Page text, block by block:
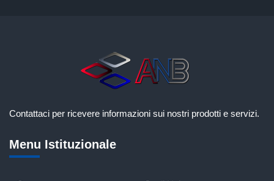
Contattaci per ricevere informazioni sui nostri prodotti e servizi.
Menu Istituzionale